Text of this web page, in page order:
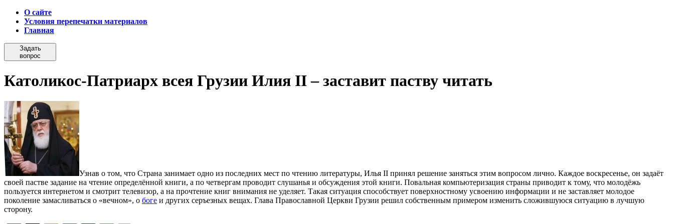
О сайте
Условия перепечатки материалов
Главная
Задать
вопрос
Католикос-Патриарх всея Грузии Илия II – заставит паству читать
Узнав о том, что Страна занимает одно из последних мест по чтению литературы, Илья II принял решение заняться этим вопросом лично. Каждое воскресенье, он задаёт
своей пастве задание на чтение определённой книги, а по четвергам проводит слушанья и обсуждения этой книги. Повальная компьютеризация страны приводит к тому, что молодёжь
пользуется интернетом и смотрит телевизор, а на прочтение книг внимания не уделяет. Такая ситуация способствует поверхностному усвоению информации и не заставляет молодое
поколение замасливаться о «вечном», о боге и других серъезных вещах. Глава Православной Церкви Грузии решил собственным примером изменить сложившуюся ситуацию в лучшую
сторону.